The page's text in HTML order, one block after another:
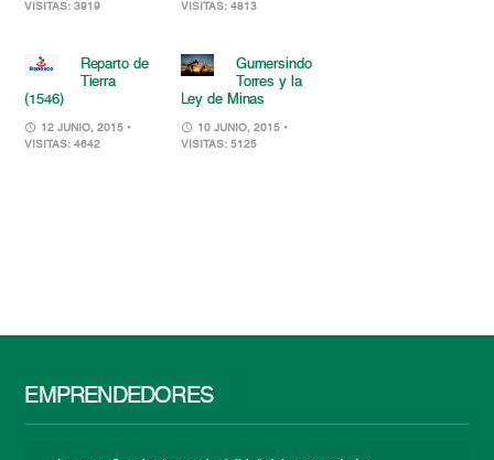
VISITAS: 3919
VISITAS: 4813
Reparto de
Tierra
(1546)
12 JUNIO, 2015 •
VISITAS: 4642
Gumersindo
Torres y la
Ley de Minas
10 JUNIO, 2015 •
VISITAS: 5125
EMPRENDEDORES